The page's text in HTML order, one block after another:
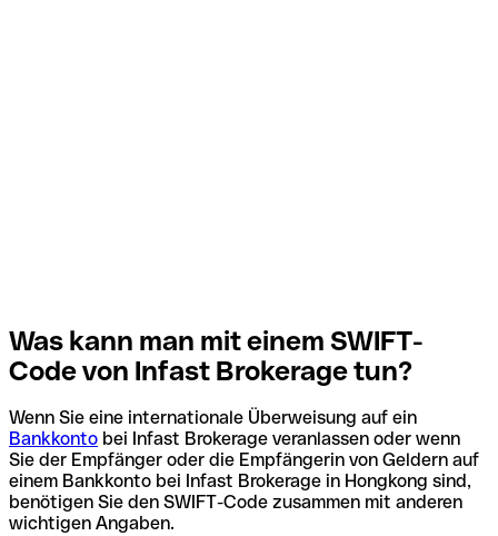
Was kann man mit einem SWIFT-
Code von Infast Brokerage tun?
Wenn Sie eine internationale Überweisung auf ein
Bankkonto bei Infast Brokerage veranlassen oder wenn
Sie der Empfänger oder die Empfängerin von Geldern auf
einem Bankkonto bei Infast Brokerage in Hongkong sind,
benötigen Sie den SWIFT-Code zusammen mit anderen
wichtigen Angaben.